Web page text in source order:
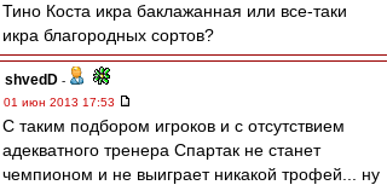
Тино Коста икра баклажанная или все-таки
икра благородных сортов?
shvedD -
01 июн 2013 17:53
С таким подбором игроков и с отсутствием
адекватного тренера Спартак не станет
чемпионом и не выиграет никакой трофей... ну